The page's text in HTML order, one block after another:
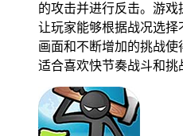
的攻击并进行反击。游戏
让玩家能够根据战况选
画面和不断增加的挑战
适合喜欢快节奏战斗和挑